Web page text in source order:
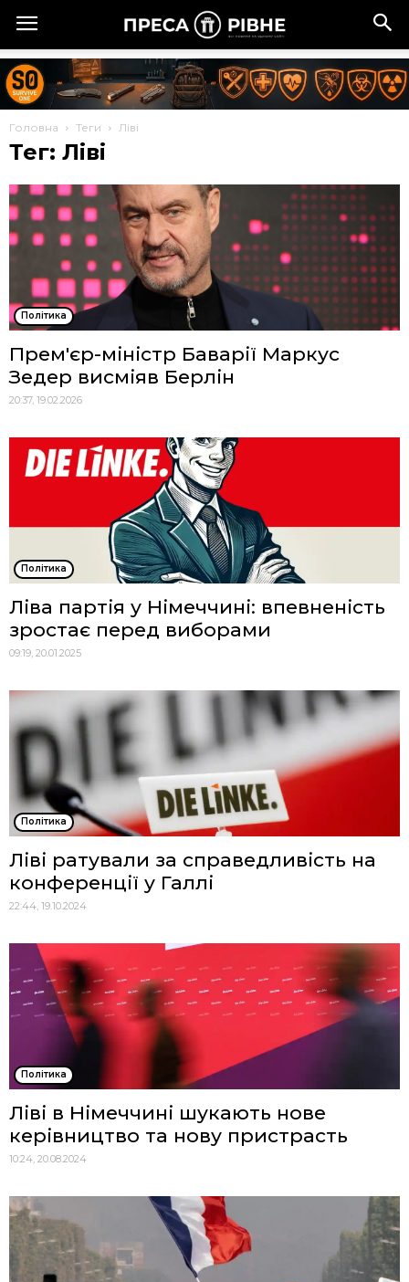
Головна Теги Ліві
Тег: Ліві
Політика
Прем'єр-міністр Баварії Маркус
Зедер висміяв Берлін
20:37, 19.02.2026
Політика
Ліва партія у Німеччині: впевненість
зростає перед виборами
09:19, 20.01.2025
Політика
Ліві ратували за справедливість на
конференції у Галлі
22:44, 19.10.2024
Політика
Ліві в Німеччині шукають нове
керівництво та нову пристрасть
10:24, 20.08.2024